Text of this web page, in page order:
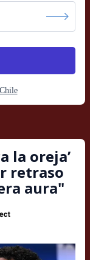
la oreja’
retraso
aura"